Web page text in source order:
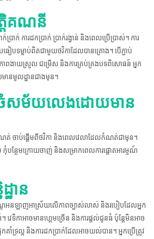
ត្តិគណនី
ប្រាក់ ការដកប្រាក់ ប្រាក់រង្វាន់ និងពេលប្រើប្រាស់។ ការ
ធៀបទម្លាប់ពិតជាមួយថវិកាដែលបានគ្រោង។ បើភ្ជាប់
ពងាយស្រួល ជម្រើស និងការគ្រប់គ្រងបទពិសោធន៍ អ្នក
ានមូលដ្ឋានជាងមុន។
ចំសម័យលេងដោយមាន
ចាប់ផ្តើមពីថវិកា និងពេលវេលាដែលកំណត់ជាមុន។
ន្ថែមក្រោយចាញ់ និងសម្រាកពេលការផ្តោតអារម្មណ៍
ឋាន
នឡាញអាស្រ័យលើភាពច្បាស់លាស់ និងរបៀបដែលអ្នក
េទិកាអាចមានហ្គេមច្រើន និងការផ្តល់ជូនធំ ប៉ុន្តែមិនអាច
គាំទ្រល្អ និងការដកប្រាក់ដែលអាចយល់បាន។ អ្នកប្រើត្រូវ